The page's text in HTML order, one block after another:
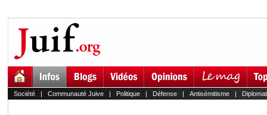
Société| Communauté Juive| Politique| Défense| Antisémitisme|